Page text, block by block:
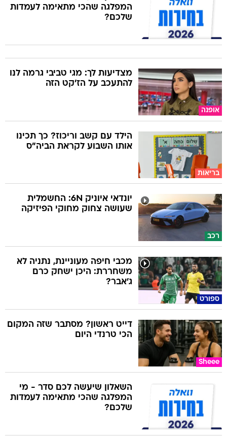
המפלגה שהכי מתאימה לעמדות
שלכם?
אופנה
מצדיעות לך: מגי טביבי גרמה לנו
להתעכב על הז'קט הזה
בריאות
הילד עם קשב וריכוז? כך תכינו
אותו השבוע לקראת הביה"ס
רכב
יונדאי איוניק 6N: החשמלית
שעושה צחוק מחוקי הפיזיקה
ספורט
מכבי חיפה מעוניינת, נתניה לא
משחררת: היכן ישחק כרם
ג'אבר?
Sheee
דייט ראשון? מסתבר שזה המקום
הכי טרנדי היום
השאלון שיעשה לכם סדר - מי
המפלגה שהכי מתאימה לעמדות
שלכם?